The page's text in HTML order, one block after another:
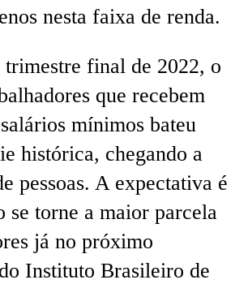
nesta faixa de renda.
trimestre final de 2022, o
que recebem
mínimos bateu
histórica, chegando a
pessoas. A expectativa é
se torne a maior parcela
já no próximo
Instituto Brasileiro de